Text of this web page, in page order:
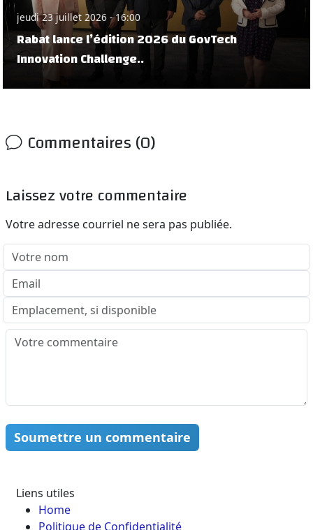
jeudi 23 juillet 2026 - 16:00
Rabat lance l’édition 2026 du GovTech
Innovation Challenge..
Commentaires (0)
Laissez votre commentaire
Votre adresse courriel ne sera pas publiée.
Soumettre un commentaire
Liens utiles
Home
Politique de Confidentialité